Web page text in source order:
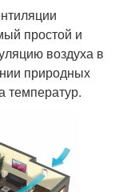
простой и
воздуха в
природных
температур.